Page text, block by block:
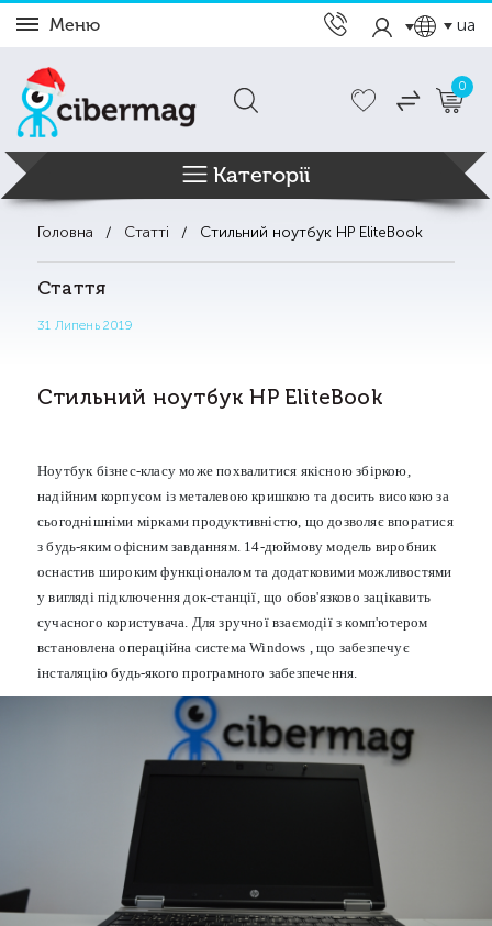
Меню ua
0
Категорії
Головна Статті Стильний ноутбук HP EliteBook
Стаття
31 Липень 2019
Стильний ноутбук HP EliteBook
Ноутбук бізнес-класу може похвалитися якісною збіркою,
надійним корпусом із металевою кришкою та досить високою за
сьогоднішніми мірками продуктивністю, що дозволяє впоратися
з будь-яким офісним завданням. 14-дюймову модель виробник
оснастив широким функціоналом та додатковими можливостями
у вигляді підключення док-станції, що обов'язково зацікавить
сучасного користувача. Для зручної взаємодії з комп'ютером
встановлена операційна система Windows , що забезпечує
інсталяцію будь-якого програмного забезпечення.